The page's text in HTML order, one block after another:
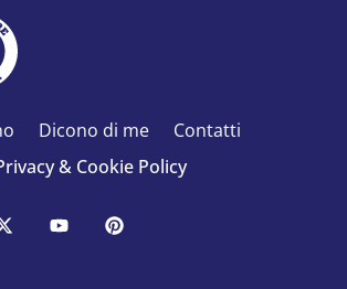
Dicono di me
Contatti
& Cookie Policy